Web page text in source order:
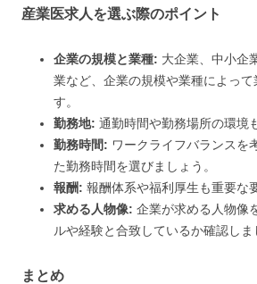
産業医求人を選ぶ際のポイント
企業の規模と業種: 大企業、中小企
業など、企業の規模や業種によって
す。
勤務地: 通勤時間や勤務場所の環境
勤務時間: ワークライフバランスを
た勤務時間を選びましょう。
報酬: 報酬体系や福利厚生も重要な
求める人物像: 企業が求める人物像
ルや経験と合致しているか確認しま
まとめ